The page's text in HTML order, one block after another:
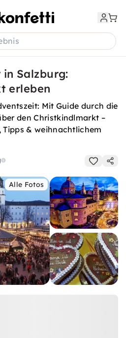
Salzburg:
erleben
Mit Guide durch die
den Christkindlmarkt –
Tipps & weihnachtlichem
Alle Fotos